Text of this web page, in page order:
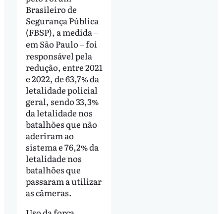
Brasileiro de
Segurança Pública
(FBSP), a medida –
em São Paulo – foi
responsável pela
redução, entre 2021
e 2022, de 63,7% da
letalidade policial
geral, sendo 33,3%
da letalidade nos
batalhões que não
aderiram ao
sistema e 76,2% da
letalidade nos
batalhões que
passaram a utilizar
as câmeras.